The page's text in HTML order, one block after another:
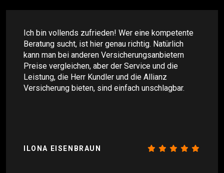
Ich bin vollends zufrieden! Wer eine kompetente
Beratung sucht, ist hier genau richtig. Natürlich
kann man bei anderen Versicherungsanbietern
Preise vergleichen, aber der Service und die
Leistung, die Herr Kundler und die Allianz
Versicherung bieten, sind einfach unschlagbar.
ILONA EISENBRAUN